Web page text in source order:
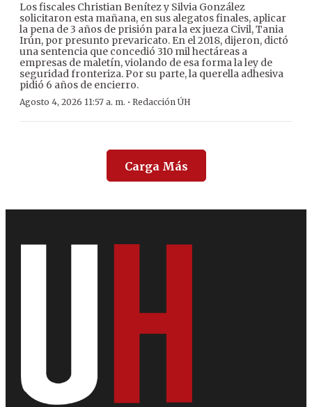
Los fiscales Christian Benítez y Silvia González
solicitaron esta mañana, en sus alegatos finales, aplicar
la pena de 3 años de prisión para la ex jueza Civil, Tania
Irún, por presunto prevaricato. En el 2018, dijeron, dictó
una sentencia que concedió 310 mil hectáreas a
empresas de maletín, violando de esa forma la ley de
seguridad fronteriza. Por su parte, la querella adhesiva
pidió 6 años de encierro.
Agosto 4, 2026 11:57 a. m. · Redacción ÚH
Carga Más